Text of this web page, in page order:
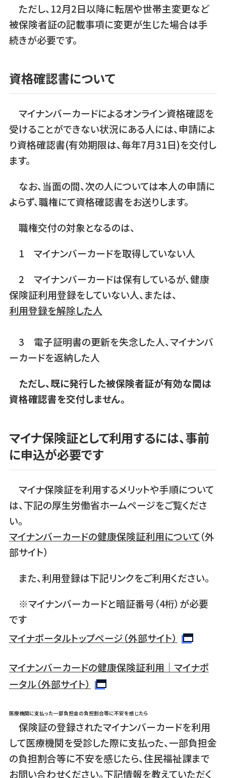
ただし、12月2日以降に転居や世帯主変更など
被保険者証の記載事項に変更が生じた場合は手
続きが必要です。
資格確認書について
マイナンバーカードによるオンライン資格確認を
受けることができない状況にある人には、申請によ
り資格確認書(有効期限は、毎年7月31日)を交付し
ます。
なお、当面の間、次の人については本人の申請に
よらず、職権にて資格確認書をお送りします。
職権交付の対象となるのは、
1 マイナンバーカードを取得していない人
2 マイナンバーカードは保有しているが、健康
保険証利用登録をしていない人、または、
利用登録を解除した人
3 電子証明書の更新を失念した人、マイナンバ
ーカードを返納した人
ただし、既に発行した被保険者証が有効な間は
資格確認書を交付しません。
マイナ保険証として利用するには、事前
に申込が必要です
マイナ保険証を利用するメリットや手順について
は、下記の厚生労働省ホームページをご覧くださ
い。
マイナンバーカードの健康保険証利用について（外
部サイト）
また、利用登録は下記リンクをご利用ください。
※マイナンバーカードと暗証番号（4桁）が必要
です
マイナポータルトップページ（外部サイト）
マイナンバーカードの健康保険証利用｜マイナポ
ータル（外部サイト）
医療機関に支払った一部負担金の負担割合等に不安を感じたら
保険証の登録されたマイナンバーカードを利用
して医療機関を受診した際に支払った、一部負担金
の負担割合等に不安を感じたら、住民福祉課まで
お問い合わせください。下記情報を教えていただく